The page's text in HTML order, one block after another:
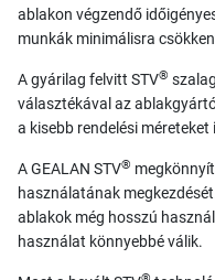
ablakon végzendő
munkák minimálisra
A gyárilag felvitt STV®
választékával az
a kisebb rendelési méreteket
A GEALAN STV®
használatának
ablakok még hosszú
használat könnyebbé válik.